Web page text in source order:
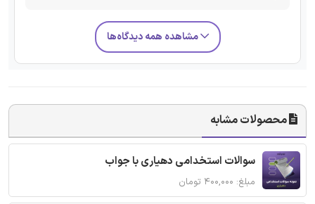
مشاهده همه دیدگاه‌ها
محصولات مشابه
سوالات استخدامی دهیاری با جواب
مبلغ: ۴۰۰,۰۰۰ تومان